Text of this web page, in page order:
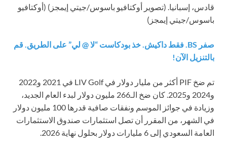
قادس، إسبانيا. (تصوير أوكتافيو باسوس/جيتي إيمجز) (أوكتافيو
باسوس/جيتي إيمجز)
صفر BS. فقط داكيش. خذ بودكاست “لا @ لي” على الطريق. قم
بالتنزيل الآن!
تم ضخ PIF أكثر من مليار دولار في LIV Golf في 2021 و2022
و2024 و2025. كان ضخ الـ266 مليون دولار لبدء العام الجديد،
وزيادة في جوائز الموسم ونفقات صافية قدرها 100 مليون دولار
في الشهر، من المقرر أن تصل استثمارات صندوق الاستثمارات
العامة السعودي إلى 6 مليارات دولار بحلول نهاية 2026.